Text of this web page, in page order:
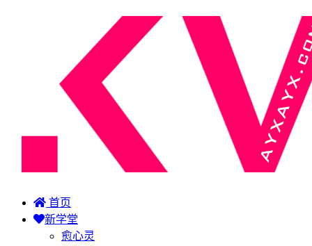
首页
新学堂
愈心灵